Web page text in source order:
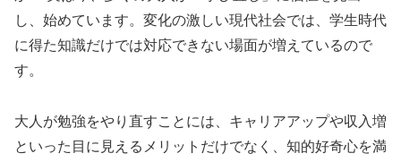
し、始めています。変化の激しい現代社会では、学生時代
に得た知識だけでは対応できない場面が増えているので
す。
大人が勉強をやり直すことには、キャリアアップや収入増
といった目に見えるメリットだけでなく、知的好奇心を満